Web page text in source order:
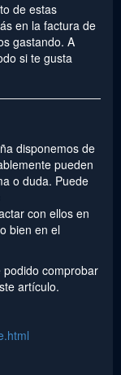
de estas
en la factura de
gastando. A
si te gusta
disponemos de
pueden
o duda. Puede
con ellos en
o bien en el
podido comprobar
artículo.